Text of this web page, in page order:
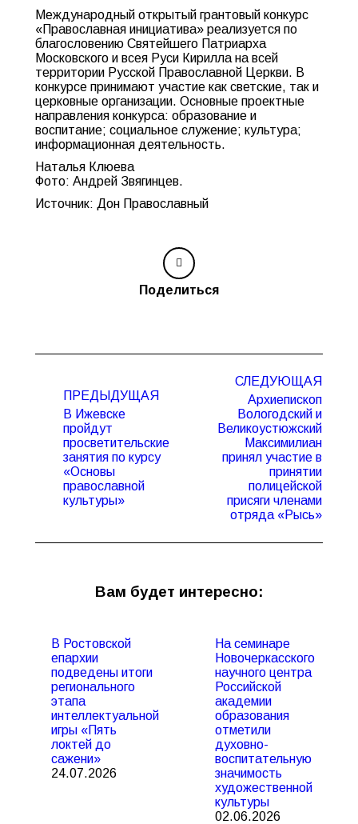
Международный открытый грантовый конкурс
«Православная инициатива» реализуется по
благословению Святейшего Патриарха
Московского и всея Руси Кирилла на всей
территории Русской Православной Церкви. В
конкурсе принимают участие как светские, так и
церковные организации. Основные проектные
направления конкурса: образование и
воспитание; социальное служение; культура;
информационная деятельность.
Наталья Клюева
Фото: Андрей Звягинцев.
Источник: Дон Православный
Поделиться
записям
ПРЕДЫДУЩАЯ
Предыдущая
запись:
В Ижевске
пройдут
просветительские
занятия по курсу
«Основы
православной
культуры»
СЛЕДУЮЩАЯ
Следующая
Архиепископ
Вологодский и
Великоустюжский
Максимилиан
принял участие в
принятии
полицейской
присяги членами
отряда «Рысь»
Вам будет интересно:
В Ростовской
епархии
подведены итоги
регионального
этапа
интеллектуальной
игры «Пять
локтей до
сажени»
24.07.2026
На семинаре
Новочеркасского
научного центра
Российской
академии
образования
отметили
духовно-
воспитательную
значимость
художественной
культуры
02.06.2026